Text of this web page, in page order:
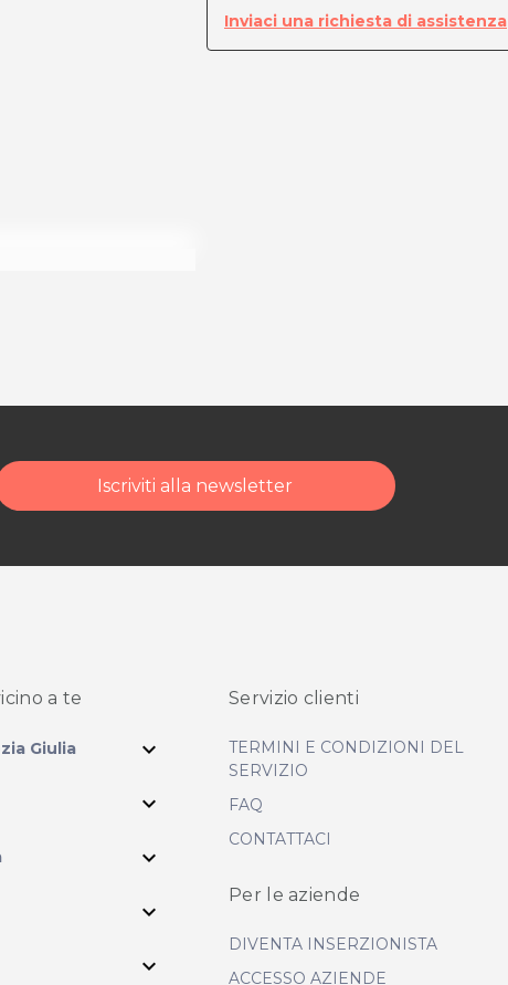
scrivi
Inviaci una richiesta di assistenza
Iscriviti alla newsletter
a te
Giulia expand_more
expand_more
expand_more
expand_more
expand_more
Servizio clienti
TERMINI E CONDIZIONI DEL
SERVIZIO
FAQ
CONTATTACI
Per le aziende
DIVENTA INSERZIONISTA
ACCESSO AZIENDE